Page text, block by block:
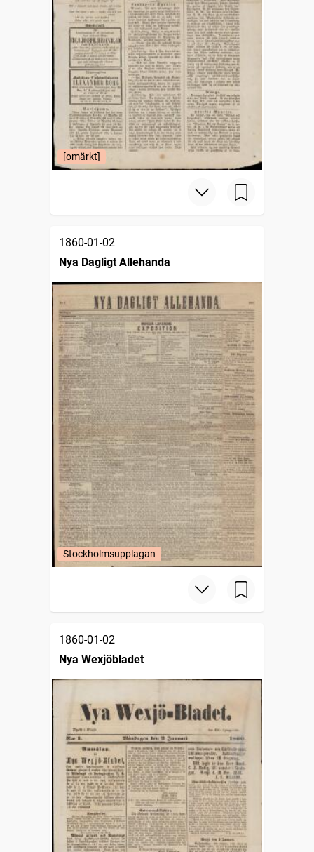
[omärkt]
1860-01-02
Nya Dagligt Allehanda
Stockholmsupplagan
1860-01-02
Nya Wexjöbladet